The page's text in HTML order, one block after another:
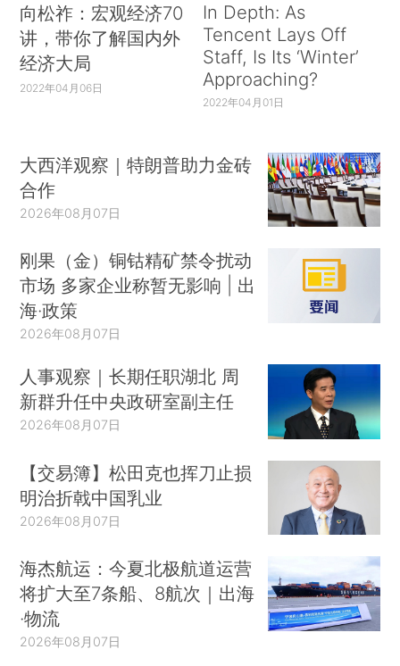
向松祚：宏观经济70
讲，带你了解国内外
经济大局
2022年04月06日
In Depth: As
Tencent Lays Off
Staff, Is Its ‘Winter’
Approaching?
2022年04月01日
大西洋观察｜特朗普助力金砖
合作
2026年08月07日
刚果（金）铜钴精矿禁令扰动
市场 多家企业称暂无影响 | 出
海·政策
2026年08月07日
人事观察｜长期任职湖北 周
新群升任中央政研室副主任
2026年08月07日
【交易簿】松田克也挥刀止损
明治折戟中国乳业
2026年08月07日
海杰航运：今夏北极航道运营
将扩大至7条船、8航次｜出海
·物流
2026年08月07日